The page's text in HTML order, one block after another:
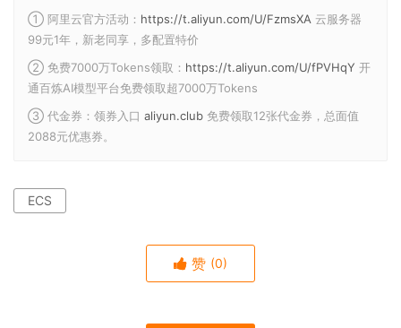
① 阿里云官方活动： https://t.aliyun.com/U/FzmsXA 云服务器
99元1年，新老同享，多配置特价
② 免费7000万Tokens领取： https://t.aliyun.com/U/fPVHqY 开
通百炼AI模型平台免费领取超7000万Tokens
③ 代金券：领券入口 aliyun.club 免费领取12张代金券，总面值
2088元优惠券。
ECS
赞 (0)